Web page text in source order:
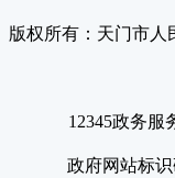
版权所有：天门市
12345政务服
政府网站标